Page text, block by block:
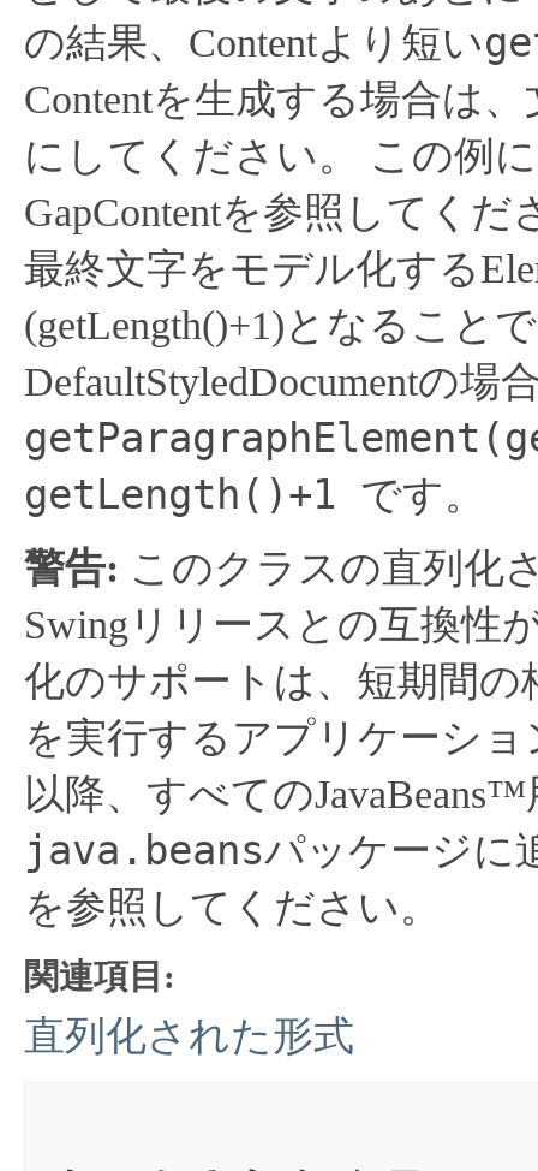
の結果、Contentより短い
Contentを生成する場合は
にしてください。
この例
GapContentを参照してくだ
最終文字をモデル化する
(getLength()+1)となること
DefaultStyledDocumentの場
getLength()+1 です。
警告: このクラスの直列化
Swingリリースとの互換性
化のサポートは、短期間
を実行するアプリケーシ
以降、すべての
java.beansパッケージに
を参照してください。
関連項目:
直列化された形式